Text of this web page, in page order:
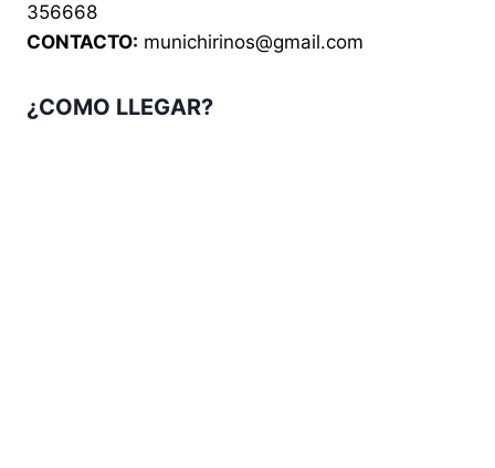
356668
CONTACTO: munichirinos@gmail.com
¿COMO LLEGAR?